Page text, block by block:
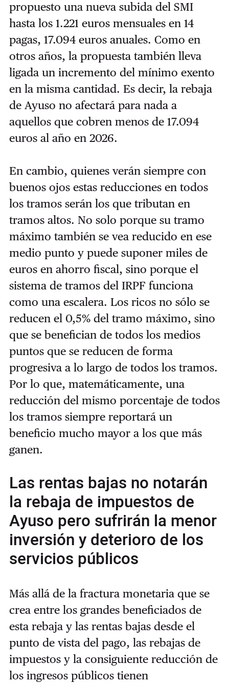
propuesto una nueva subida del SMI
hasta los 1.221 euros mensuales en 14
pagas, 17.094 euros anuales. Como en
otros años, la propuesta también lleva
ligada un incremento del mínimo exento
en la misma cantidad. Es decir, la rebaja
de Ayuso no afectará para nada a
aquellos que cobren menos de 17.094
euros al año en 2026.
En cambio, quienes verán siempre con
buenos ojos estas reducciones en todos
los tramos serán los que tributan en
tramos altos. No solo porque su tramo
máximo también se vea reducido en ese
medio punto y puede suponer miles de
euros en ahorro fiscal, sino porque el
sistema de tramos del IRPF funciona
como una escalera. Los ricos no sólo se
reducen el 0,5% del tramo máximo, sino
que se benefician de todos los medios
puntos que se reducen de forma
progresiva a lo largo de todos los tramos.
Por lo que, matemáticamente, una
reducción del mismo porcentaje de todos
los tramos siempre reportará un
beneficio mucho mayor a los que más
ganen.
Las rentas bajas no notarán
la rebaja de impuestos de
Ayuso pero sufrirán la menor
inversión y deterioro de los
servicios públicos
Más allá de la fractura monetaria que se
crea entre los grandes beneficiados de
esta rebaja y las rentas bajas desde el
punto de vista del pago, las rebajas de
impuestos y la consiguiente reducción de
los ingresos públicos tienen